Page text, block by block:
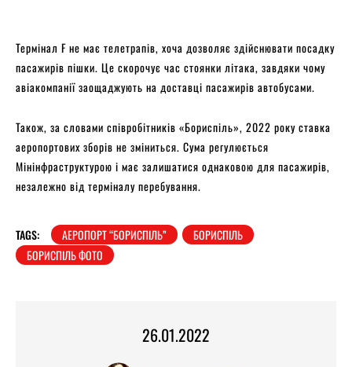
Термінал F не має телетрапів, хоча дозволяє здійснювати посадку
пасажирів пішки. Це скорочує час стоянки літака, завдяки чому
авіакомпанії заощаджують на доставці пасажирів автобусами.
Також, за словами співробітників «Бориспіль», 2022 року ставка
аеропортових зборів не зміниться. Сума регулюється
Мінінфраструктурою і має залишатися однаковою для пасажирів,
незалежно від терміналу перебування.
TAGS: АЕРОПОРТ “БОРИСПІЛЬ”
БОРИСПІЛЬ
БОРИСПІЛЬ ФОТО
26.01.2022